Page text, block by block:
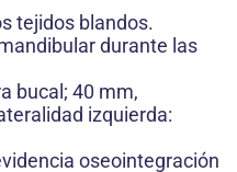
tejidos blandos.
durante las
bucal; 40 mm,
izquierda:
oseointegración